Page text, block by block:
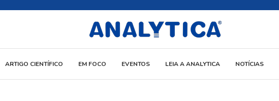
ARTIGO CIENTÍFICO EM FOCO EVENTOS LEIA A ANALYTICA NOTÍCIAS